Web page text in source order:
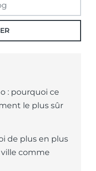
: pourquoi ce
le plus sûr
de plus en plus
comme